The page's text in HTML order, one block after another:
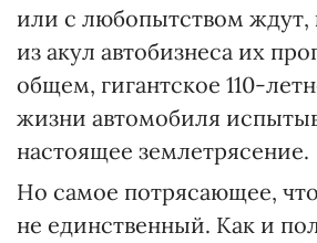
или с любопытством ждут,
из акул автобизнеса их
общем, гигантское 110-
жизни автомобиля
настоящее землетрясение.
Но самое потрясающее,
не единственный. Как и